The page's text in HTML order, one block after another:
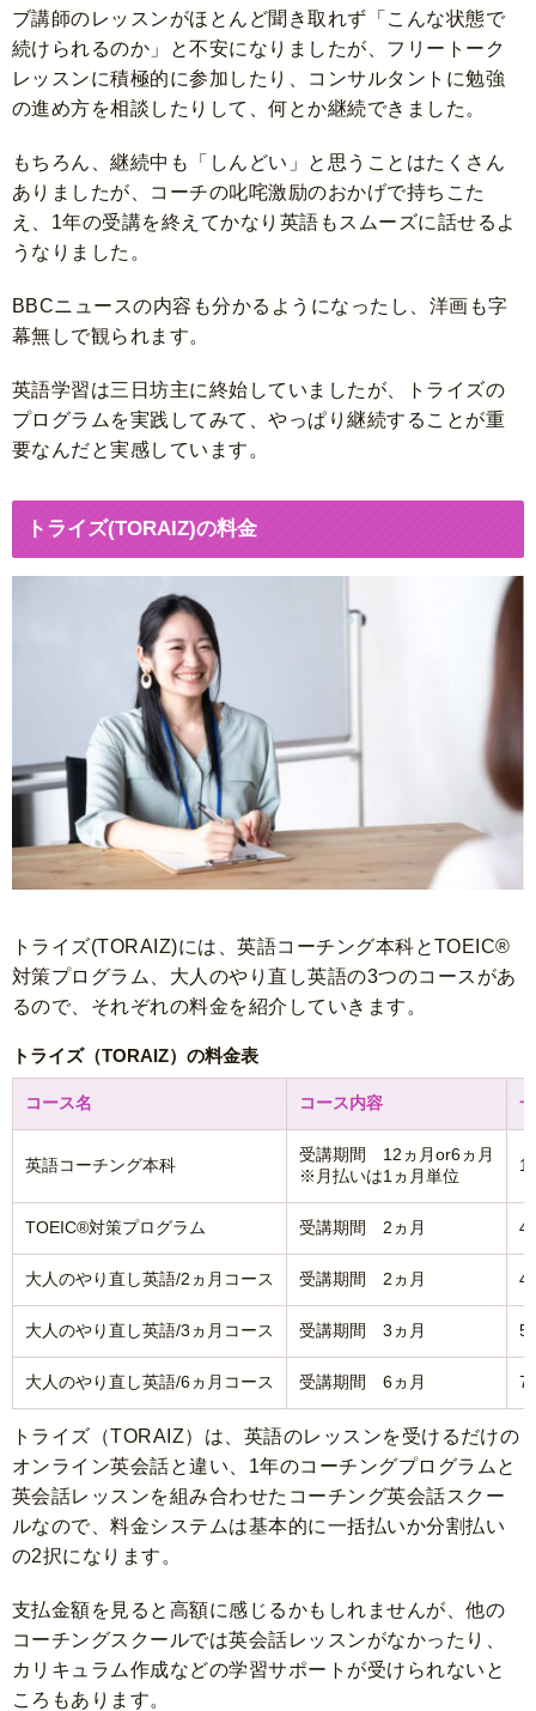
ブ講師のレッスンがほとんど聞き取れず「こんな状態で
続けられるのか」と不安になりましたが、フリートーク
レッスンに積極的に参加したり、コンサルタントに勉強
の進め方を相談したりして、何とか継続できました。
もちろん、継続中も「しんどい」と思うことはたくさん
ありましたが、コーチの叱咤激励のおかげで持ちこた
え、1年の受講を終えてかなり英語もスムーズに話せるよ
うなりました。
BBCニュースの内容も分かるようになったし、洋画も字
幕無しで観られます。
英語学習は三日坊主に終始していましたが、トライズの
プログラムを実践してみて、やっぱり継続することが重
要なんだと実感しています。
トライズ(TORAIZ)の料金
トライズ(TORAIZ)には、英語コーチング本科とTOEIC®
対策プログラム、大人のやり直し英語の3つのコースがあ
るので、それぞれの料金を紹介していきます。
トライズ（TORAIZ）の料金表
コース名 コース内容
英語コーチング本科
受講期間 12ヵ月or6ヵ月
※月払いは1ヵ月単位
TOEIC®対策プログラム 受講期間 2ヵ月
大人のやり直し英語/2ヵ月コース 受講期間 2ヵ月
大人のやり直し英語/3ヵ月コース 受講期間 3ヵ月
大人のやり直し英語/6ヵ月コース 受講期間 6ヵ月
トライズ（TORAIZ）は、英語のレッスンを受けるだけの
オンライン英会話と違い、1年のコーチングプログラムと
英会話レッスンを組み合わせたコーチング英会話スクー
ルなので、料金システムは基本的に一括払いか分割払い
の2択になります。
支払金額を見ると高額に感じるかもしれませんが、他の
コーチングスクールでは英会話レッスンがなかったり、
カリキュラム作成などの学習サポートが受けられないと
ころもあります。